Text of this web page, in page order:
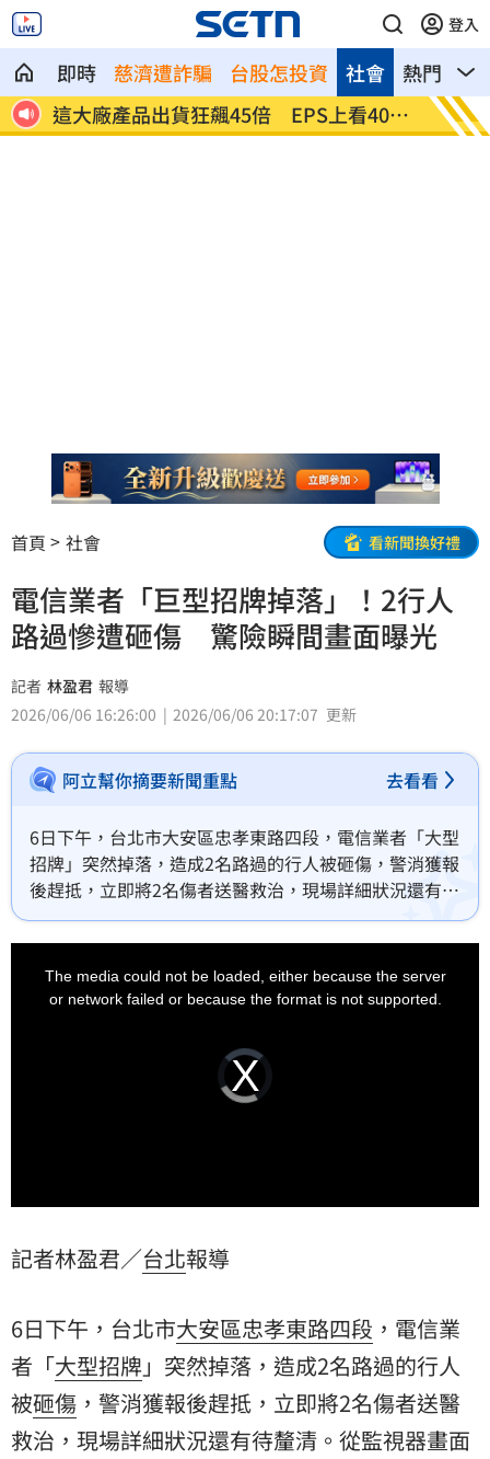
登入
即時 慈濟遭詐騙 台股怎投資 熱門 影
社會
手
這大廠產品出貨狂飆45倍 EPS上看401
元
相信
首頁 社會 看新聞換好禮
電信業者「巨型招牌掉落」！2行人
路過慘遭砸傷 驚險瞬間畫面曝光
記者 林盈君 報導
2026/06/06 16:26:00
2026/06/06 20:17:07 更新
阿立幫你摘要新聞重點 去看看
6日下午，台北市大安區忠孝東路四段，電信業者「大型
招牌」突然掉落，造成2名路過的行人被砸傷，警消獲報
後趕抵，立即將2名傷者送醫救治，現場詳細狀況還有待
釐清。從監視器畫面可以看到，當時有很多民眾正在通
過騎樓，忽然間，巨大招牌整個無預警地砸下來，嚇得
民眾紛紛閃避，驚險瞬間也曝光。
Video
Player
loading.
The media could not be loaded, either because the server
or network failed or because the format is not supported.
記者林盈君／台北報導
6日下午，台北市大安區忠孝東路四段 ，電信業
者「大型招牌」突然掉落，造成2名路過的行人
被砸傷 ，警消獲報後趕抵，立即將2名傷者送醫
救治，現場詳細狀況還有待釐清。從監視器畫面